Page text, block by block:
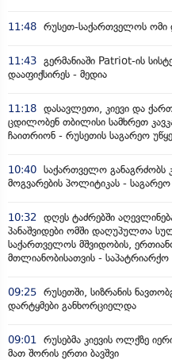
11:48 რუსეთ-საქართველოს ომი
11:43 გერმანიაში Patriot-ის
დააფიქსირეს - მედია
11:18 დასავლეთი, კიევი და
ცდილობენ თბილისი სამხრეთ
ჩაითრიონ - რუსეთის საგარეო
10:40 საქართველო განაგრძობს
მოგვარების პოლიტიკას - საგარეო
10:32 დღეს ტაძრებში
პანაშვიდები ომში დაღუპულთა
საქართველოს მშვიდობის,
მთლიანობისათვის - საპატრიარქო
09:25 რუსეთში, სიზრანის
დარტყმები განხორციელდა
09:01 რუსებმა კიევის ოლქზე
მათ შორის ერთი ბავშვი